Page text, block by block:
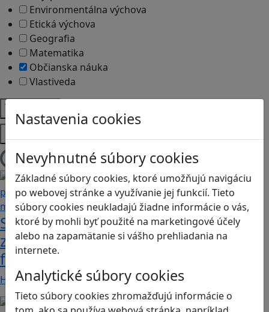
Nastavenia cookies
Nevyhnutné súbory cookies
Základné súbory cookies, ktoré umožňujú navigáciu
po webovej stránke a využívanie jej funkcií. Tieto
súbory cookies neukladajú žiadne informácie o vás,
ktoré by mohli byť použité na marketingové účely
alebo na zapamätanie si vášho prehliadania na
internete.
Analytické súbory cookies
Tieto súbory cookies zhromažďujú informácie o
Environmentálna výchova
Etická výchova
Geografia
Matematika
Občianska náuka
Vlastiveda
Témy
Načítam blogy
Stanete sa influencerom, keď budete
zdieľať iba pravdivé, nie alternatívne
fakty? Dozviete sa v hre Follow me
Hráči a hráčky sa stávajú používateľmi/kami…